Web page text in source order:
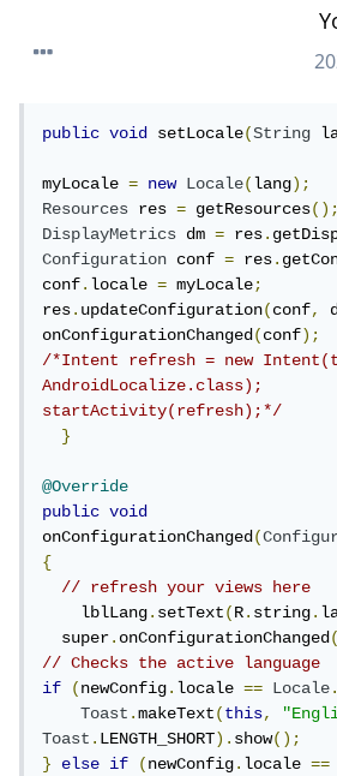
public void setLocale(String
myLocale = new Locale(lang);
Resources res = getResources();
DisplayMetrics dm = res.
Configuration conf = res.
conf.locale = myLocale;
res.updateConfiguration(conf,
onConfigurationChanged(conf);
/*Intent refresh = new
AndroidLocalize.class);
startActivity(refresh);*/
}
@Override
public
void
onConfigurationChanged(
{
// refresh your views here
    lblLang
.setText(R.string.
  super
.onConfigurationChanged
// Checks the active language
if
(newConfig.locale == Locale
Toast.makeText(this,
Toast.LENGTH_SHORT).show();
}
else if (newConfig.locale ==